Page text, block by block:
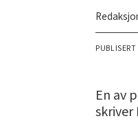
PUBLISERT
En av
skriver